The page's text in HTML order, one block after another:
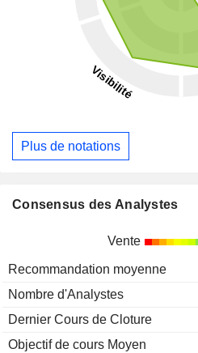
Plus de notations
Consensus des Analystes
Vente
Recommandation moyenne
Nombre d'Analystes
Dernier Cours de Cloture
Objectif de cours Moyen